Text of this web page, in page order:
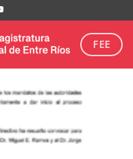
FEE